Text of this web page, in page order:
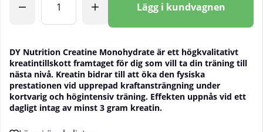
Lägg i kundvagnen
DY Nutrition Creatine Monohydrate är ett högkvalitativt
kreatintillskott framtaget för dig som vill ta din träning till
nästa nivå. Kreatin bidrar till att öka den fysiska
prestationen vid upprepad kraftansträngning under
kortvarig och högintensiv träning. Effekten uppnås vid ett
dagligt intag av minst 3 gram kreatin.